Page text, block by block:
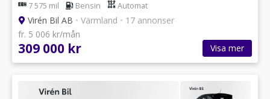
7 575 mil Bensin Automat
Virén Bil AB • Värmland • 17 annonser
fr. 5 006 kr/mån
309 000 kr Visa mer